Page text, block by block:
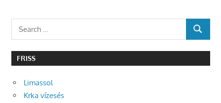
SEARCH
FRISS
Limassol
Krka vízesés